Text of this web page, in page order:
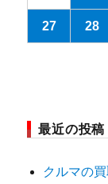
27 28
最近の投稿
クルマの